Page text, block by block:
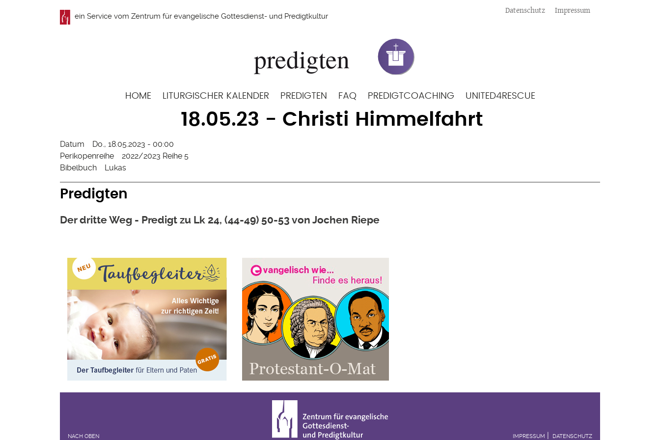
ein Service vom Zentrum für evangelische Gottesdienst- und Predigtkultur
Meta
Datenschutz Impressum
Hauptnavigation
HOME LITURGISCHER KALENDER PREDIGTEN FAQ PREDIGTCOACHING UNITED4RESCUE
18.05.23 - Christi Himmelfahrt
Datum
Do., 18.05.2023 - 00:00
Perikopenreihe
2022/2023 Reihe 5
Bibelbuch
Lukas
Predigten
Der dritte Weg - Predigt zu Lk 24, (44-49) 50-53 von Jochen Riepe
NACH OBEN IMPRESSUM DATENSCHUTZ